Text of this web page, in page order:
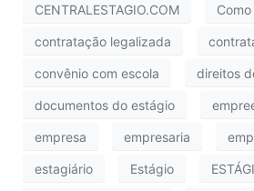
CENTRALESTAGIO.COM
contratação legalizada
convênio com escola direitos
documentos do estágio
empresa empresaria
estagiário Estágio